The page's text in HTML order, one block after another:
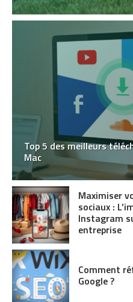
Top 5 des meilleurs
Mac
Maximiser
sociaux :
Instagram
entreprise
Comment
Google ?